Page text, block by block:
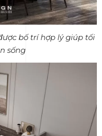
bố trí hợp lý giúp tối
sống